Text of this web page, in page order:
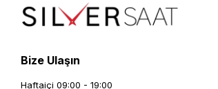
Bize Ulaşın
Haftaiçi 09:00 - 19:00